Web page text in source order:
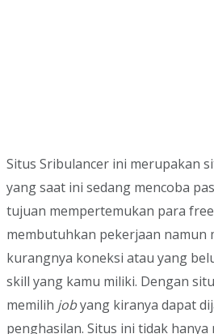
Situs Sribulancer ini merupakan
yang saat ini sedang mencoba
tujuan mempertemukan para
membutuhkan pekerjaan namun
kurangnya koneksi atau yang
skill yang kamu miliki. Dengan
memilih jobyang kiranya dapat
penghasilan. Situs ini tidak